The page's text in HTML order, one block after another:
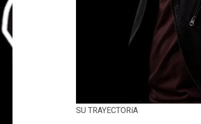
SU TRAYECTORíA